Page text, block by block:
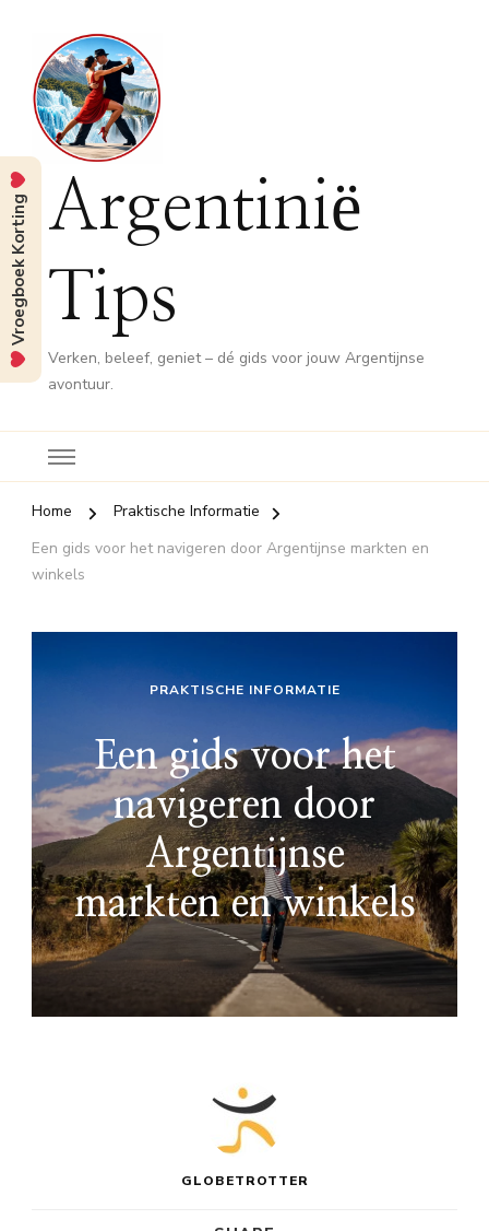
Argentinië
Tips
Verken, beleef, geniet – dé gids voor jouw Argentijnse
avontuur.
Home
Praktische Informatie
Een gids voor het navigeren door Argentijnse markten en
winkels
PRAKTISCHE INFORMATIE
Een gids voor het
navigeren door
Argentijnse
markten en winkels
GLOBETROTTER
Vroegboek Korting